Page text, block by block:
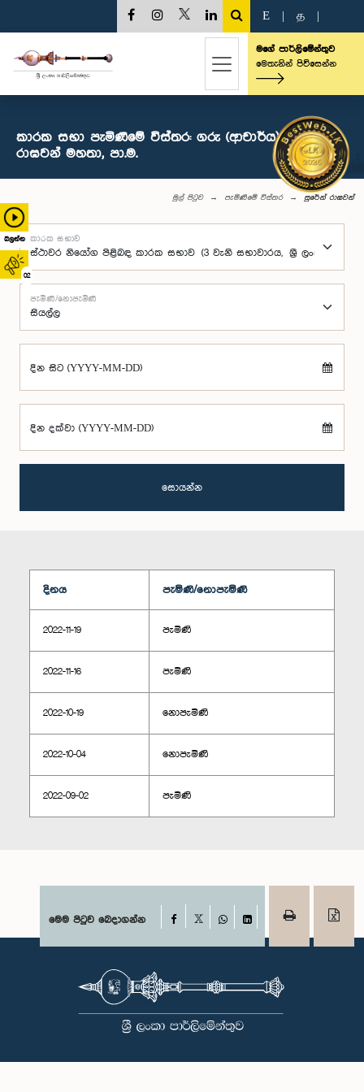
බලන්න
02
E த
මගේ පාර්ලිමේන්තුව
මෙතැනින් පිවිසෙන්න
කාරක සභා පැමිණීමේ විස්තර: ගරු (ආචාර්ය) සුරේන්
රාඝවන් මහතා, පා.ම.
මුල් පිටුව පැමිණීමේ විස්තර සුරේන් රාඝවන්
කාරක සභාව
පැමිණි/නොපැමිණි
දින සිට (YYYY-MM-DD)
දින දක්වා (YYYY-MM-DD)
සොයන්න
දිනය පැමිණි/නොපැමිණි
2022-11-19 පැමිණි
2022-11-16 පැමිණි
2022-10-19 නොපැමිණි
2022-10-04 නොපැමිණි
2022-09-02 පැමිණි
මෙම පිටුව බෙදාගන්න Facebook
WhatsAppLinkedIn